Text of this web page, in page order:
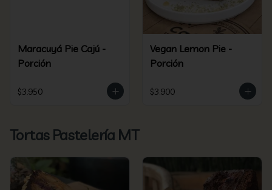
Maracuyá Pie Cajú -
Porción
$3.950
Vegan Lemon Pie -
Porción
$3.900
Tortas Pastelería MT